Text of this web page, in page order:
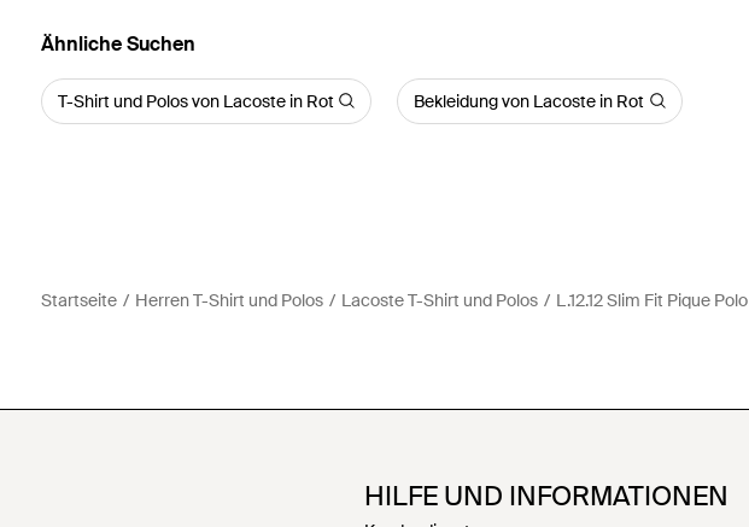
Ähnliche Suchen
T-Shirt und Polos von Lacoste in Rot Bekleidung von Lacoste in Rot
Startseite Herren T-Shirt und Polos Lacoste T-Shirt und Polos L.12.12 Slim Fit Pique Polo
HILFE UND INFORMATIONEN